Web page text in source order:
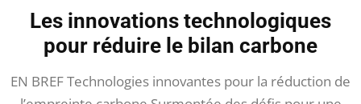
Les innovations technologiques
pour réduire le bilan carbone
EN BREF Technologies innovantes pour la réduction de